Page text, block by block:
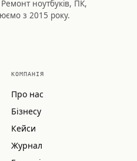
ноутбуків, ПК,
з 2015 року.
КОМПАНІЯ
Про нас
Бізнесу
Кейси
Журнал